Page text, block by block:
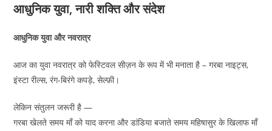
आधुनिक युवा, नारी शक्ति और संदेश
आधुनिक युवा और नवरात्र
आज का युवा नवरात्र को फेस्टिवल सीज़न के रूप में भी मनाता है – गरबा नाइट्स,
इंस्टा रील्स, रंग-बिरंगे कपड़े, सेल्फ़ी।
लेकिन संतुलन जरूरी है —
गरबा खेलते समय माँ को याद करना और डांडिया बजाते समय महिषासुर के खिलाफ माँ